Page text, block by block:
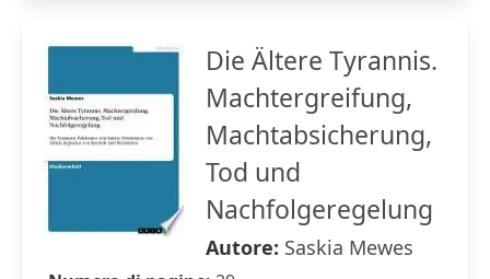
Die Ältere Tyrannis.
Machtergreifung,
Machtabsicherung,
Tod und
Nachfolgeregelung
Autore: Saskia Mewes